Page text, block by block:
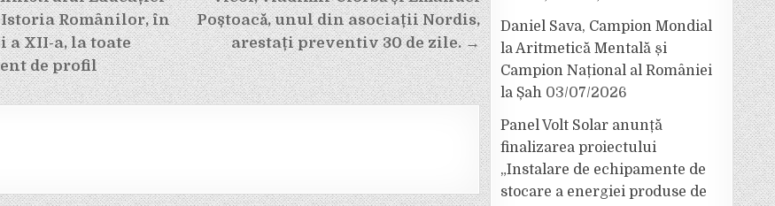
Poștoacă, unul din asociații Nordis,
arestați preventiv 30 de zile. →
Românilor, în
a XII-a, la toate
de profil
Daniel Sava, Campion Mondial
la Aritmetică Mentală și
Campion Național al României
la Șah 03/07/2026
Panel Volt Solar anunță
finalizarea proiectului
„Instalare de echipamente de
stocare a energiei produse de